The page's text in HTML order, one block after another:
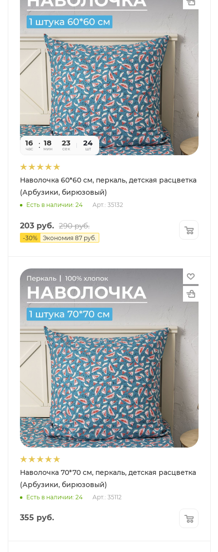
16
час
18
мин
22
сек
24
шт
Наволочка 60*60 см, перкаль, детская расцветка
(Арбузики, бирюзовый)
Есть в наличии: 24 Арт.: 35132
203 руб. 290руб.
-30% Экономия 87 руб.
Наволочка 70*70 см, перкаль, детская расцветка
(Арбузики, бирюзовый)
Есть в наличии: 24 Арт.: 35112
355 руб.